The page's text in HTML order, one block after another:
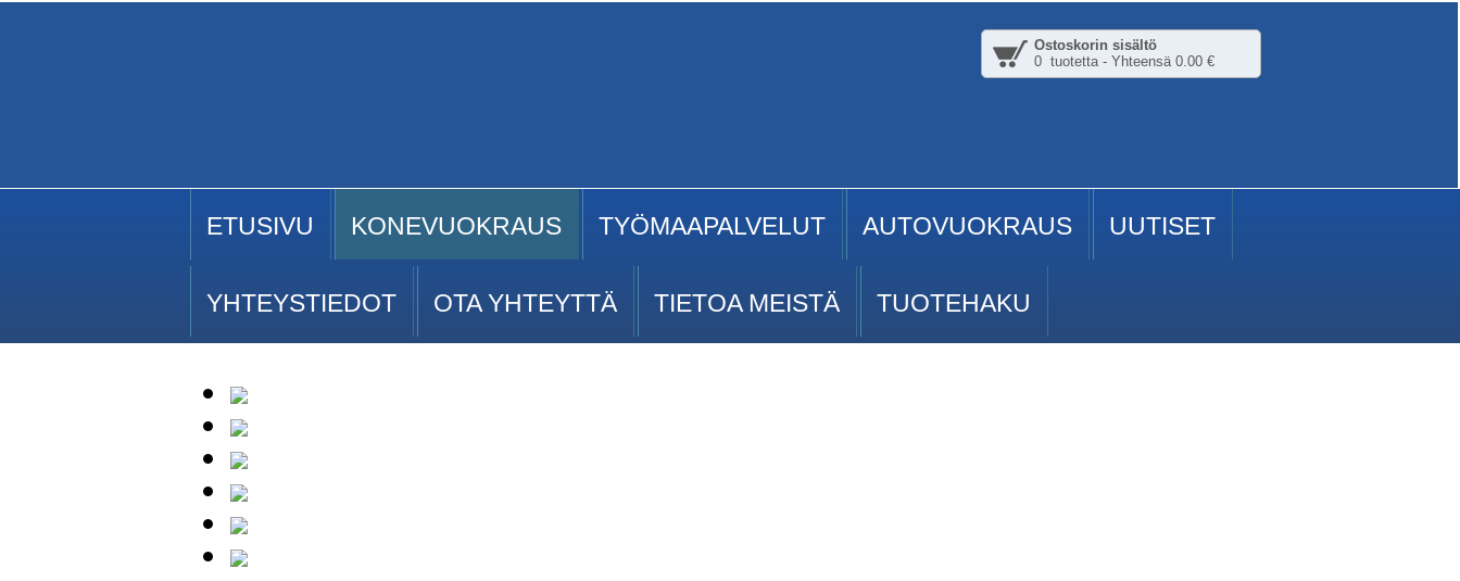
Ostoskorin sisältö
0 tuotetta - Yhteensä 0.00 €
ETUSIVU KONEVUOKRAUS TYÖMAAPALVELUT AUTOVUOKRAUS UUTISET
YHTEYSTIEDOT OTA YHTEYTTÄ TIETOA MEISTÄ TUOTEHAKU